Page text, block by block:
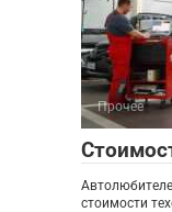
Прочее
стоимости